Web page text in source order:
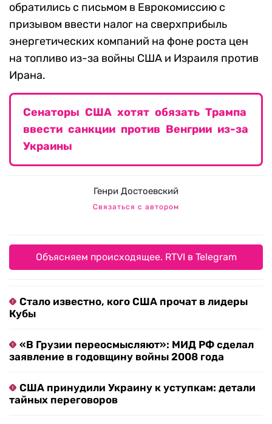
обратились с письмом в Еврокомиссию с
призывом ввести налог на сверхприбыль
энергетических компаний на фоне роста цен
на топливо из-за войны США и Израиля против
Ирана.
Сенаторы США хотят обязать Трампа
ввести санкции против Венгрии из-за
Украины
Генри Достоевский
Связаться с автором
Объясняем происходящее. RTVI в Telegram
Стало известно, кого США прочат в лидеры
Кубы
«В Грузии переосмысляют»: МИД РФ сделал
заявление в годовщину войны 2008 года
США принудили Украину к уступкам: детали
тайных переговоров